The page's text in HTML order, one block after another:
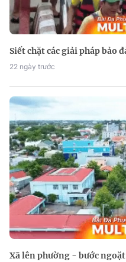
Siết chặt các giải pháp bảo
22 ngày trước
Xã lên phường - bước